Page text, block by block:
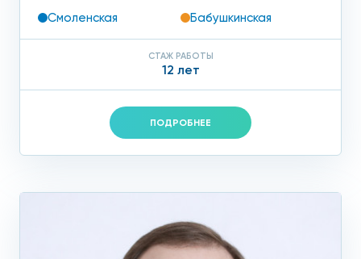
Смоленская
Бабушкинская
СТАЖ РАБОТЫ
12 лет
ПОДРОБНЕЕ